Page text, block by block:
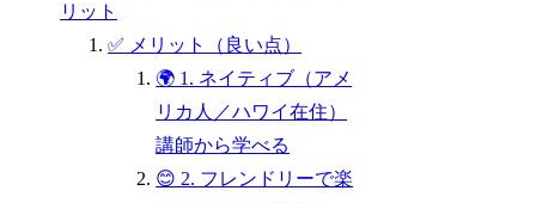
リット
✅ メリット（良い点）
🌍 1. ネイティブ（アメ
リカ人／ハワイ在住）
講師から学べる
😊 2. フレンドリーで楽